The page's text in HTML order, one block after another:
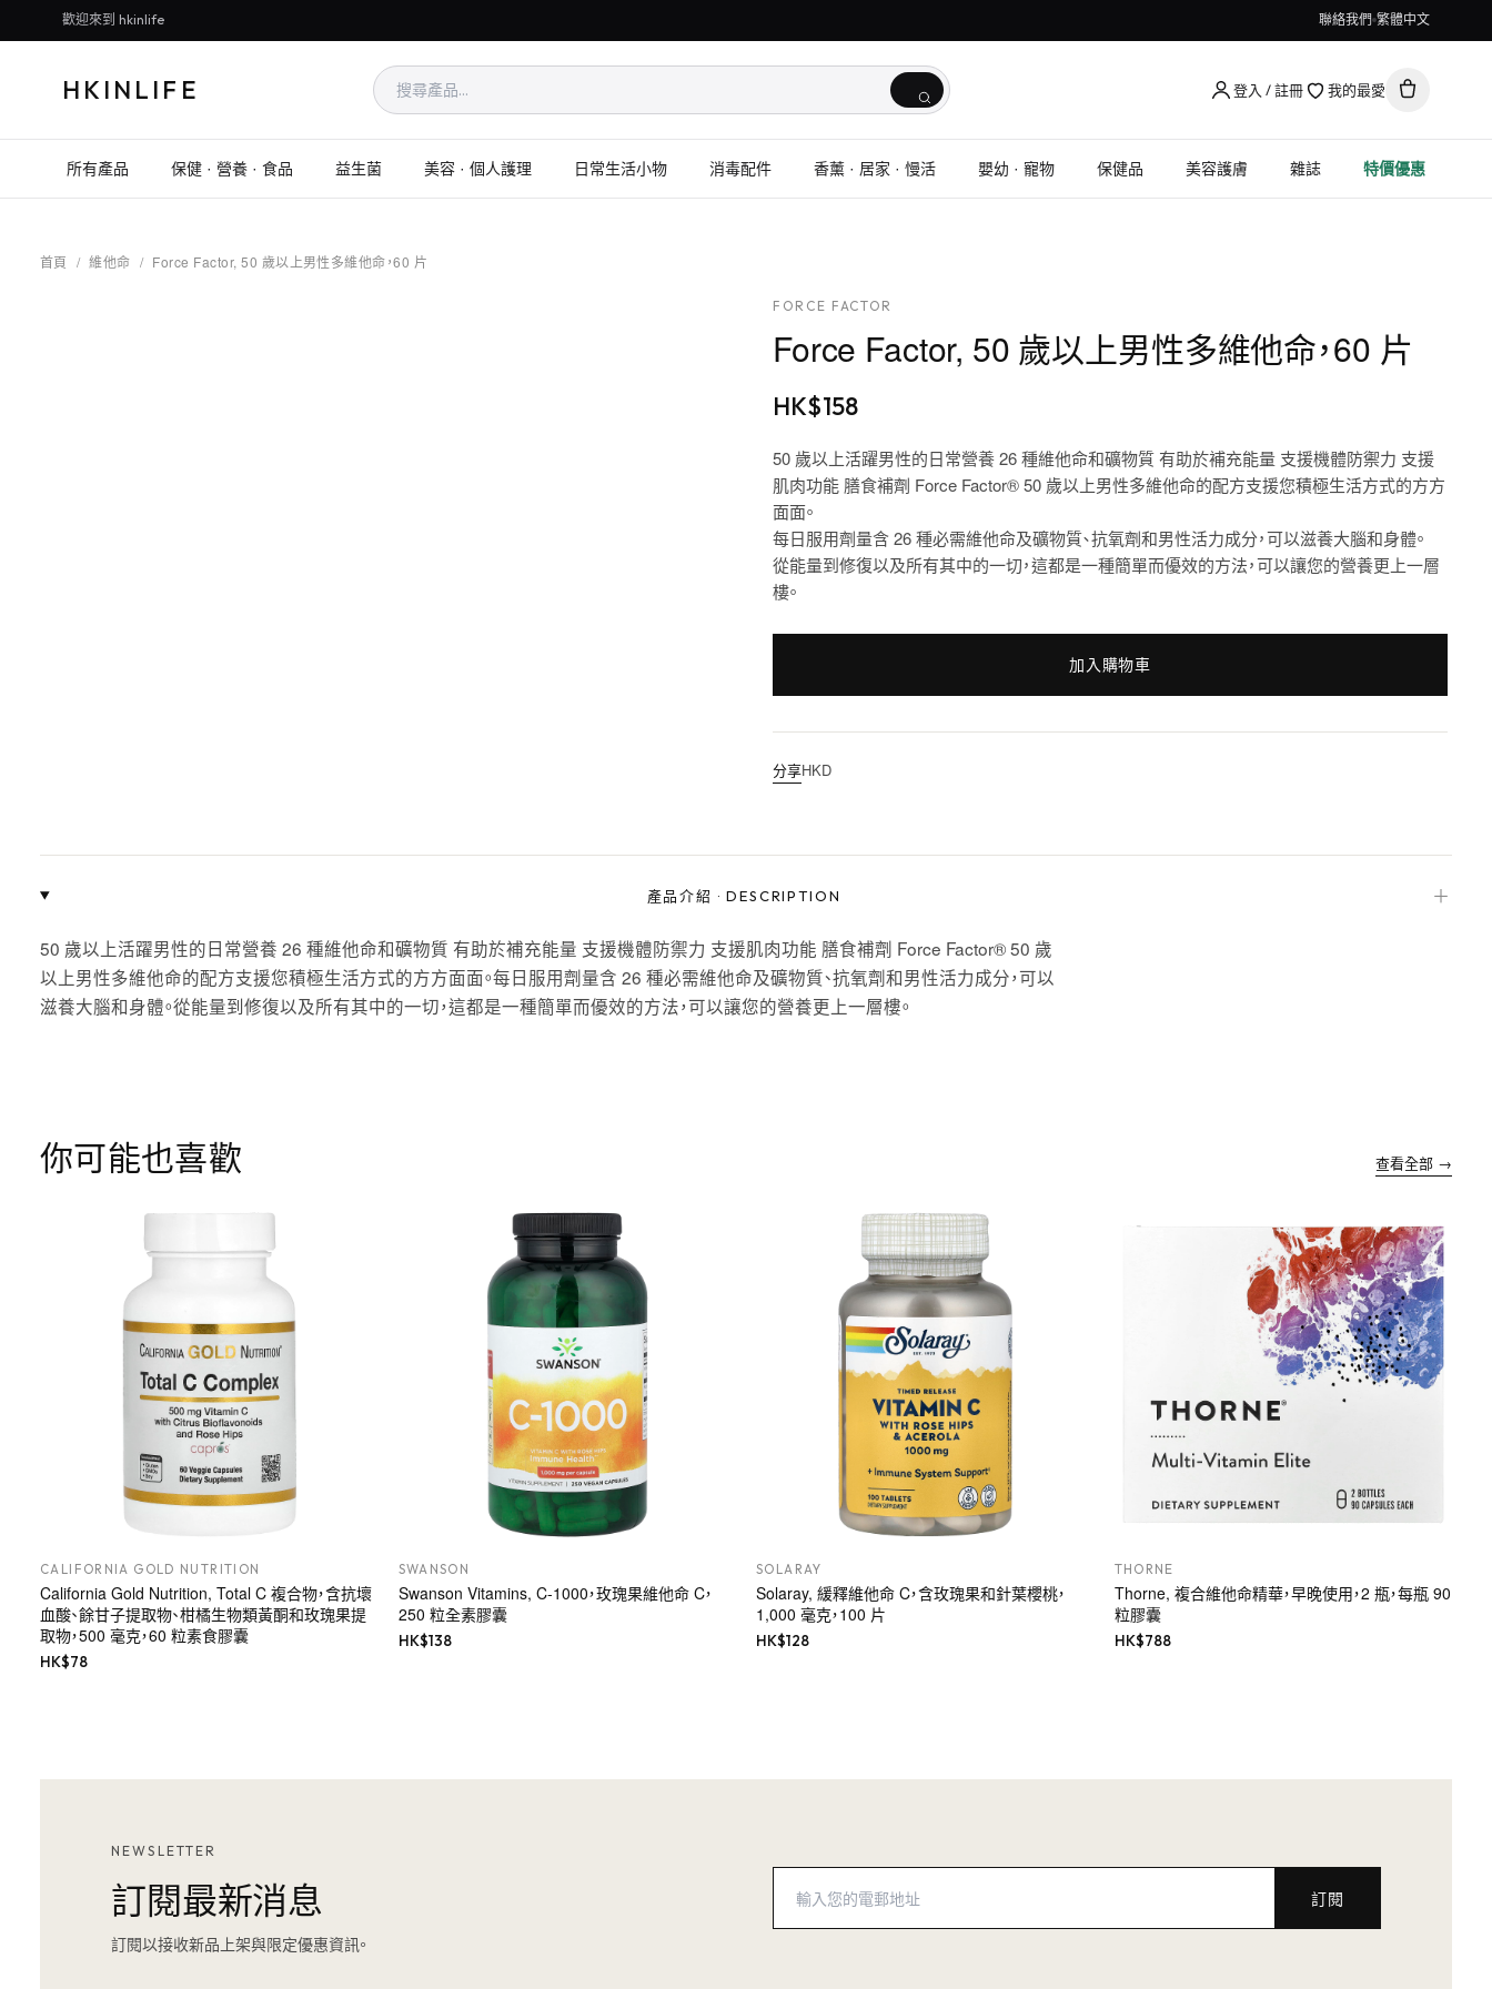
歡迎來到 hkinlife 聯絡我們 繁體中文
HKINLIFE 登入 / 註冊 我的最愛
所有產品 保健 · 營養 · 食品 益生菌 美容 · 個人護理 日常生活小物 消毒配件 香薰 · 居家 · 慢活 嬰幼 · 寵物 保健品 美容護膚 雜誌 特價優惠
首頁 / 維他命 / Force Factor, 50 歲以上男性多維他命，60 片
FORCE FACTOR
Force Factor, 50 歲以上男性多維他命，60 片
HK$158
50 歲以上活躍男性的日常營養 26 種維他命和礦物質 有助於補充能量 支援機體防禦力 支援
肌肉功能 膳食補劑 Force Factor® 50 歲以上男性多維他命的配方支援您積極生活方式的方方
面面。
每日服用劑量含 26 種必需維他命及礦物質、抗氧劑和男性活力成分，可以滋養大腦和身體。
從能量到修復以及所有其中的一切，這都是一種簡單而優效的方法，可以讓您的營養更上一層
樓。
加入購物車
分享HKD
產品介紹 ·DESCRIPTION ＋
50 歲以上活躍男性的日常營養 26 種維他命和礦物質 有助於補充能量 支援機體防禦力 支援肌肉功能 膳食補劑 Force Factor® 50 歲
以上男性多維他命的配方支援您積極生活方式的方方面面。每日服用劑量含 26 種必需維他命及礦物質、抗氧劑和男性活力成分，可以
滋養大腦和身體。從能量到修復以及所有其中的一切，這都是一種簡單而優效的方法，可以讓您的營養更上一層樓。
你可能也喜歡 查看全部 →
CALIFORNIA GOLD NUTRITION
California Gold Nutrition, Total C 複合物，含抗壞
血酸、餘甘子提取物、柑橘生物類黃酮和玫瑰果提
取物，500 毫克，60 粒素食膠囊
HK$78
SWANSON
Swanson Vitamins, C-1000，玫瑰果維他命 C，
250 粒全素膠囊
HK$138
SOLARAY
Solaray, 緩釋維他命 C，含玫瑰果和針葉櫻桃，
1,000 毫克，100 片
HK$128
THORNE
Thorne, 複合維他命精華，早晚使用，2 瓶，每瓶 90
粒膠囊
HK$788
NEWSLETTER
訂閱最新消息
訂閱以接收新品上架與限定優惠資訊。
訂閱